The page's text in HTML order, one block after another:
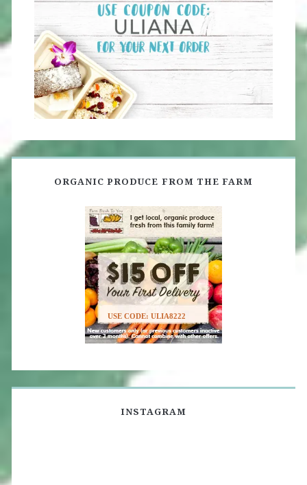
ORGANIC PRODUCE FROM THE FARM
USE CODE: ULIA8222
INSTAGRAM